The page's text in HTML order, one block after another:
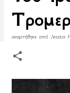
αναρτήθηκε από Jessica